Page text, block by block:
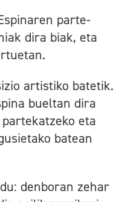
parte-
dira biak, eta
artistiko batetik.
bueltan dira
eta
batean
denboran zehar